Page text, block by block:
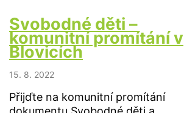
–
ukázková
hodina
Svobodné děti –
komunitní promítání v
Blovicích
15. 8. 2022
Přijďte na komunitní promítání